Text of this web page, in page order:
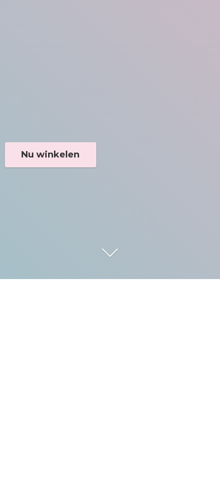
Nu winkelen